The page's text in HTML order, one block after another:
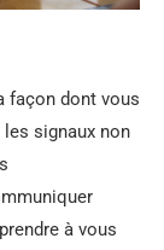
façon dont vous
les signaux non
à vous